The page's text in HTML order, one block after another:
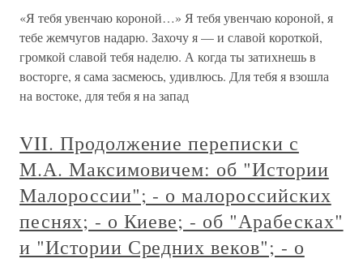
«Я тебя увенчаю короной…» Я тебя увенчаю короной, я
тебе жемчугов надарю. Захочу я — и славой короткой,
громкой славой тебя наделю. А когда ты затихнешь в
восторге, я сама засмеюсь, удивлюсь. Для тебя я взошла
на востоке, для тебя я на запад
VII. Продолжение переписки с
М.А. Максимовичем: об "Истории
Малороссии"; - о малороссийских
песнях; - о Киеве; - об "Арабесках"
и "Истории Средних веков"; - о